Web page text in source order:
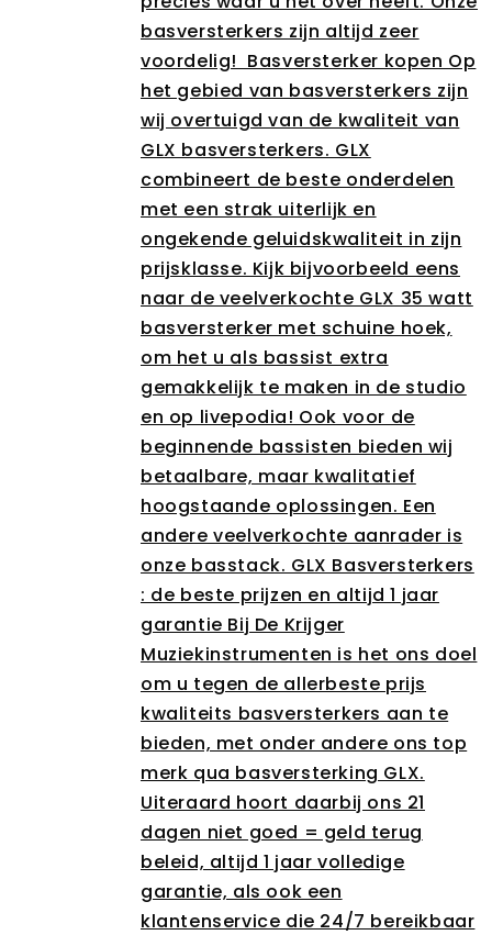
basversterkers zijn altijd zeer
voordelig! Basversterker kopen Op
het gebied van basversterkers zijn
wij overtuigd van de kwaliteit van
GLX basversterkers. GLX
combineert de beste onderdelen
met een strak uiterlijk en
ongekende geluidskwaliteit in zijn
prijsklasse. Kijk bijvoorbeeld eens
naar de veelverkochte GLX 35 watt
basversterker met schuine hoek,
om het u als bassist extra
gemakkelijk te maken in de studio
en op livepodia! Ook voor de
beginnende bassisten bieden wij
betaalbare, maar kwalitatief
hoogstaande oplossingen. Een
andere veelverkochte aanrader is
onze basstack. GLX Basversterkers
: de beste prijzen en altijd 1 jaar
garantie Bij De Krijger
Muziekinstrumenten is het ons doel
om u tegen de allerbeste prijs
kwaliteits basversterkers aan te
bieden, met onder andere ons top
merk qua basversterking GLX.
Uiteraard hoort daarbij ons 21
dagen niet goed = geld terug
beleid, altijd 1 jaar volledige
garantie, als ook een
klantenservice die 24/7 bereikbaar